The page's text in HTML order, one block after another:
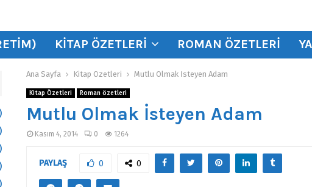
KITAP ÖZETLERI ROMAN ÖZETLERI
Ana Sayfa Kitap Özetleri Mutlu Olmak İsteyen Adam
Kitap Özetleri Roman özetleri
Mutlu Olmak İsteyen Adam
Kasım 4, 2014 0 1264
PAYLAŞ 0 0